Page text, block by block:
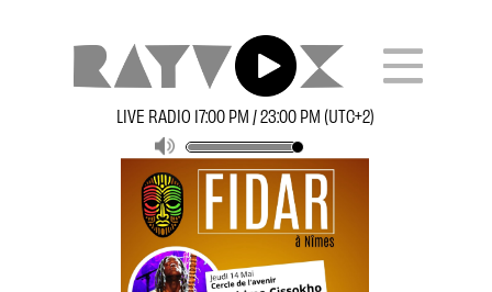
LIVE RADIO 17:00 PM / 23:00 PM (UTC+2)